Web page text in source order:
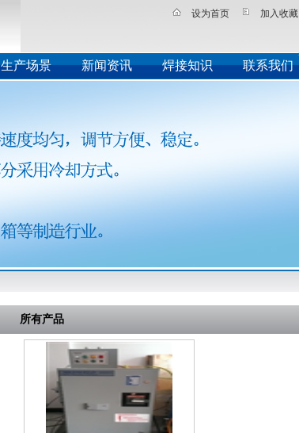
设为首页 加入收藏
生产场景 新闻资讯 焊接知识 联系我们
所有产品